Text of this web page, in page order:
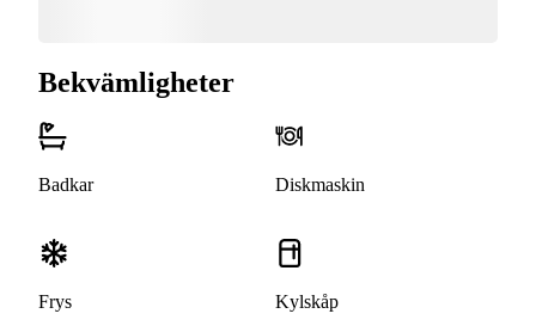
Bekvämligheter
Badkar Diskmaskin
Frys Kylskåp